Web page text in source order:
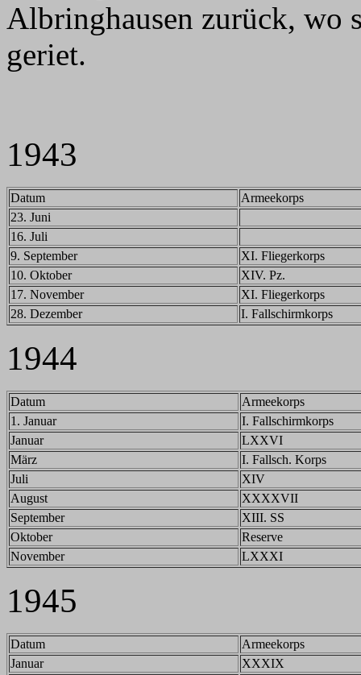
Albringhausen zurück, wo
geriet.
1943
Datum
Armeekorps
23. Juni
16. Juli
9. September
XI. Fliegerkorps
10. Oktober
XIV. Pz.
17. November
XI. Fliegerkorps
28. Dezember
I. Fallschirmkorps
1944
Datum
Armeekorps
1. Januar
I. Fallschirmkorps
Januar
LXXVI
März
I. Fallsch. Korps
Juli
XIV
August
XXXXVII
September
XIII. SS
Oktober
Reserve
November
LXXXI
1945
Datum
Armeekorps
Januar
XXXIX